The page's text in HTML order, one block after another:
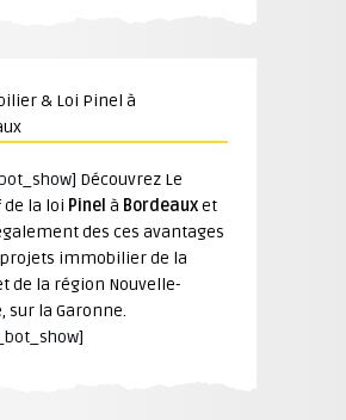
& Loi Pinel à
Découvrez Le
la loi Pinel à Bordeauxet
des ces avantages
immobilier de la
de la région Nouvelle-
sur la Garonne.